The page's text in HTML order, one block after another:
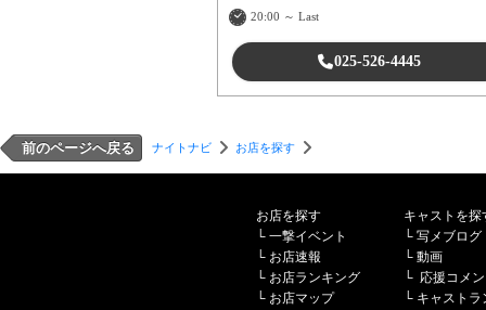
20:00 ～ Last
025-526-4445
前のページへ戻る ナイトナビ お店を探す
お店を探す
└ 一撃イベント
└ お店速報
└ お店ランキング
└ お店マップ
キャストを探
└ 写メブログ
└ 動画
└ 応援コメ
└ キャストラ